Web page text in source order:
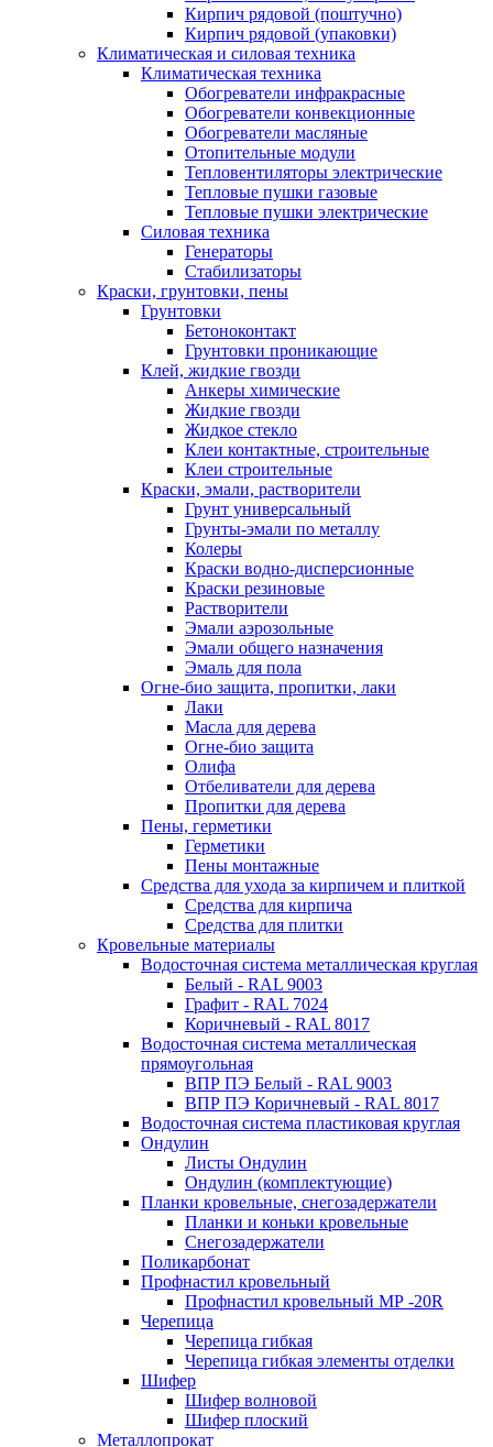
Кирпич рядовой (поштучно)
Кирпич рядовой (упаковки)
Климатическая и силовая техника
Климатическая техника
Обогреватели инфракрасные
Обогреватели конвекционные
Обогреватели масляные
Отопительные модули
Тепловентиляторы электрические
Тепловые пушки газовые
Тепловые пушки электрические
Силовая техника
Генераторы
Стабилизаторы
Краски, грунтовки, пены
Грунтовки
Бетоноконтакт
Грунтовки проникающие
Клей, жидкие гвозди
Анкеры химические
Жидкие гвозди
Жидкое стекло
Клеи контактные, строительные
Клеи строительные
Краски, эмали, растворители
Грунт универсальный
Грунты-эмали по металлу
Колеры
Краски водно-дисперсионные
Краски резиновые
Растворители
Эмали аэрозольные
Эмали общего назначения
Эмаль для пола
Огне-био защита, пропитки, лаки
Лаки
Масла для дерева
Огне-био защита
Олифа
Отбеливатели для дерева
Пропитки для дерева
Пены, герметики
Герметики
Пены монтажные
Средства для ухода за кирпичем и плиткой
Средства для кирпича
Средства для плитки
Кровельные материалы
Водосточная система металлическая круглая
Белый - RAL 9003
Графит - RAL 7024
Коричневый - RAL 8017
Водосточная система металлическая
прямоугольная
ВПР ПЭ Белый - RAL 9003
ВПР ПЭ Коричневый - RAL 8017
Водосточная система пластиковая круглая
Ондулин
Листы Ондулин
Ондулин (комплектующие)
Планки кровельные, снегозадержатели
Планки и коньки кровельные
Снегозадержатели
Поликарбонат
Профнастил кровельный
Профнастил кровельный МР -20R
Черепица
Черепица гибкая
Черепица гибкая элементы отделки
Шифер
Шифер волновой
Шифер плоский
Металлопрокат